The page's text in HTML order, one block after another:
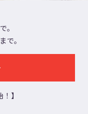
。
で。
】